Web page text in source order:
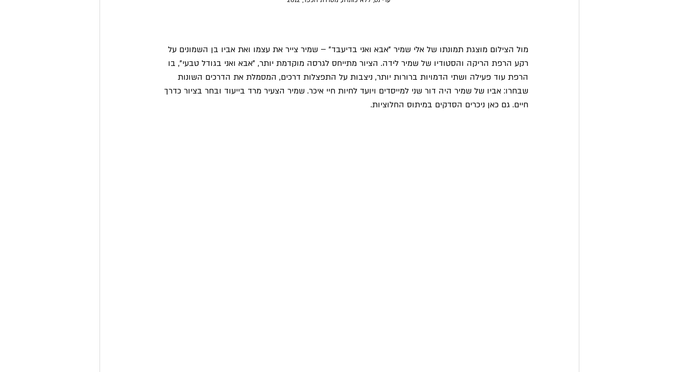
מול הצילום מוצגת תמונתו של אלי שמיר "אבא ואני בדיעבד" – שמיר צייר את עצמו ואת אביו בן השמונים על
רקע הרפת הריקה והסטודיו של שמיר לידה. הציור מתייחס לגרסה מוקדמת יותר, "אבא ואני בגודל טבעי", בו
הרפת עוד פעילה ושתי הדמויות ברורות יותר, ניצבות על התפצלות דרכים, המסמלת את הדרכים השונות
שבחרו: אביו של שמיר היה דור שני למייסדים ויועד לחיות חיי איכר. שמיר הצעיר מרד בייעוד ובחר בציור כדרך
חיים. גם כאן ניכרים הסדקים במיתוס החלוציות.